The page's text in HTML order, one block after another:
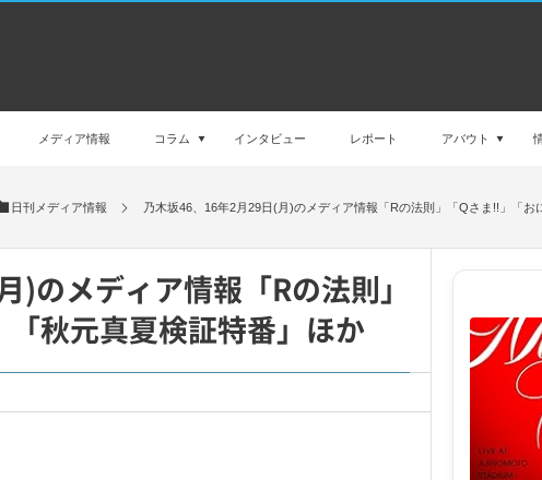
メディア情報 コラム インタビュー レポート アバウト
日刊メディア情報 乃木坂46、16年2月29日(月)のメディア情報「Rの法則」「Qさま!!」「お
のメディア情報「Rの法則」
「秋元真夏検証特番」ほか